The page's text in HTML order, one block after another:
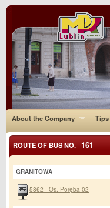
About the Company
ROUTE OF BUS NO. 161
GRANITOWA
5862 - Os. Poręba 02